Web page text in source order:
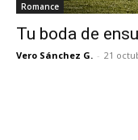
Romance
Tu boda de
Vero Sánchez G. - 21